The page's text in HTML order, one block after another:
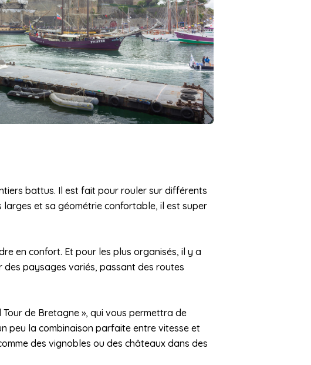
battus. Il est fait pour rouler sur différents
larges et sa géométrie confortable, il est super
en confort. Et pour les plus organisés, il y a
paysages variés, passant des routes
de Bretagne », qui vous permettra de
peu la combinaison parfaite entre vitesse et
des vignobles ou des châteaux dans des